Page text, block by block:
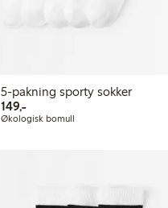
5-pakning sporty sokker
149,-149,00 kr
Økologisk bomull